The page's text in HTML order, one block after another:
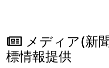
メディア(新
標情報提供